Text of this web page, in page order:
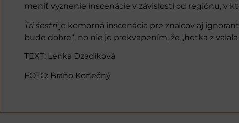
meniť vyznenie inscenácie v závislosti od regiónu, v
Tri śestri je komorná inscenácia pre znalcov aj
bude dobre“, no nie je prekvapením, že „hetka z
TEXT: Lenka Dzadíková
FOTO: Braňo Konečný